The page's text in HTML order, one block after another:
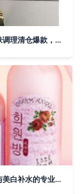
广州白云化妆品护肤品加工厂 问题肌肤调理清仓爆款，开启批发零售新机遇
韩国姬媛坊玫瑰保湿洁面乳 深层清洁与美白补水的专业之选